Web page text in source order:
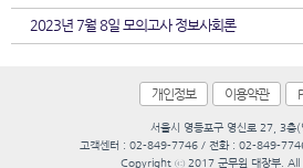
2023년 7월 8일 모의고사 정보사회론
개인정보 이용약관
서울시 영등포구 영신로 27, 3층(
고객센터 : 02-849-7746 / 전화 : 02-849-
Copyright ⓒ 2017 군무원 대장부. All